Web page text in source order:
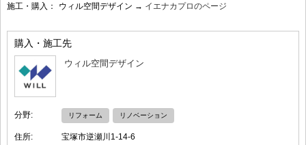
施工・購入： ウィル空間デザイン → イエナカプロのページ
購入・施工先
ウィル空間デザイン
分野: リフォーム リノベーション
住所:
宝塚市逆瀬川1-14-6